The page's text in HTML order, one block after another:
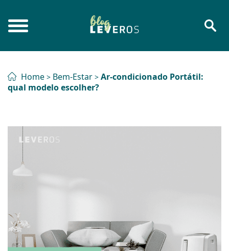
Home > Bem-Estar > Ar-condicionado Portátil:
qual modelo escolher?